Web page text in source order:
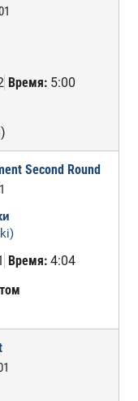
Время:5:00
Second Round
Время:4:04